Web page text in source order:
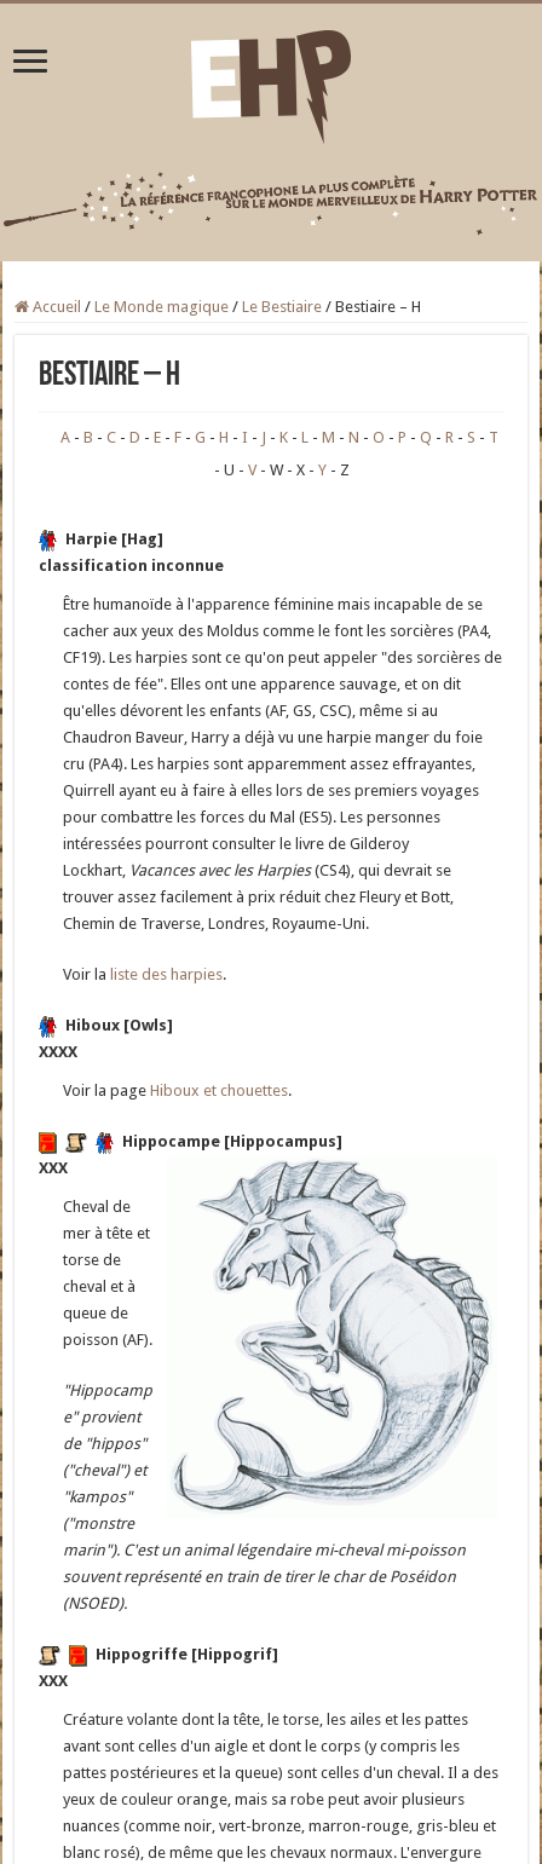
Accueil / Le Monde magique / Le Bestiaire / Bestiaire – H
Bestiaire – H
A B C D E F G H I J K L M N O P Q R S
T
U
V W X Y Z
Harpie [Hag]
classification inconnue
Être humanoïde à l'apparence féminine mais incapable de se
cacher aux yeux des Moldus comme le font les sorcières (PA4,
CF19). Les harpies sont ce qu'on peut appeler "des sorcières de
contes de fée". Elles ont une apparence sauvage, et on dit
qu'elles dévorent les enfants (AF, GS, CSC), même si au
Chaudron Baveur, Harry a déjà vu une harpie manger du foie
cru (PA4). Les harpies sont apparemment assez effrayantes,
Quirrell ayant eu à faire à elles lors de ses premiers voyages
pour combattre les forces du Mal (ES5). Les personnes
intéressées pourront consulter le livre de Gilderoy
Lockhart, Vacances avec les Harpies(CS4), qui devrait se
trouver assez facilement à prix réduit chez Fleury et Bott,
Chemin de Traverse, Londres, Royaume-Uni.
Voir la liste des harpies.
Hiboux [Owls]
XXXX
Voir la pageHiboux et chouettes.
Hippocampe [Hippocampus]
XXX
Cheval de
mer à tête et
torse de
cheval et à
queue de
poisson (AF).
"Hippocamp
e" provient
de "hippos"
("cheval") et
"kampos"
("monstre
marin"). C'est un animal légendaire mi-cheval mi-poisson
souvent représenté en train de tirer le char de Poséidon
(NSOED).
Hippogriffe [Hippogrif]
XXX
Créature volante dont la tête, le torse, les ailes et les pattes
avant sont celles d'un aigle et dont le corps (y compris les
pattes postérieures et la queue) sont celles d'un cheval. Il a des
yeux de couleur orange, mais sa robe peut avoir plusieurs
nuances (comme noir, vert-bronze, marron-rouge, gris-bleu et
blanc rosé), de même que les chevaux normaux. L'envergure